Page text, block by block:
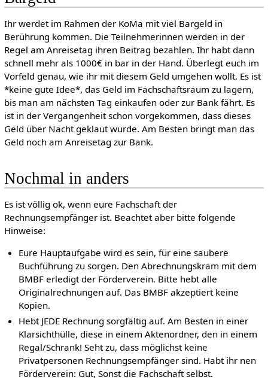
Ihr werdet im Rahmen der KoMa mit viel Bargeld in
Berührung kommen. Die Teilnehmerinnen werden in der
Regel am Anreisetag ihren Beitrag bezahlen. Ihr habt dann
schnell mehr als 1000€ in bar in der Hand. Überlegt euch im
Vorfeld genau, wie ihr mit diesem Geld umgehen wollt. Es ist
*keine gute Idee*, das Geld im Fachschaftsraum zu lagern,
bis man am nächsten Tag einkaufen oder zur Bank fährt. Es
ist in der Vergangenheit schon vorgekommen, dass dieses
Geld über Nacht geklaut wurde. Am Besten bringt man das
Geld noch am Anreisetag zur Bank.
Nochmal in anders
Es ist völlig ok, wenn eure Fachschaft der
Rechnungsempfänger ist. Beachtet aber bitte folgende
Hinweise:
Eure Hauptaufgabe wird es sein, für eine saubere
Buchführung zu sorgen. Den Abrechnungskram mit dem
BMBF erledigt der Förderverein. Bitte hebt alle
Originalrechnungen auf. Das BMBF akzeptiert keine
Kopien.
Hebt JEDE Rechnung sorgfältig auf. Am Besten in einer
Klarsichthülle, diese in einem Aktenordner, den in einem
Regal/Schrank! Seht zu, dass möglichst keine
Privatpersonen Rechnungsempfänger sind. Habt ihr nen
Förderverein: Gut, Sonst die Fachschaft selbst.